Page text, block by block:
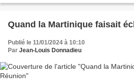
Quand la Martinique faisait
Publié le 11/01/2024 à 10:10
Par Jean-Louis Donnadieu